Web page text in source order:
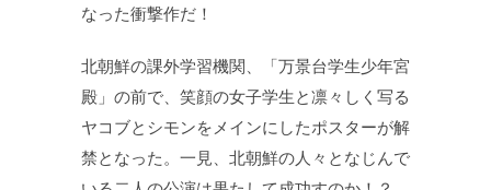
なった衝撃作だ！
北朝鮮の課外学習機関、「万景台学生少年宮
殿」の前で、笑顔の女子学生と凛々しく写る
ヤコブとシモンをメインにしたポスターが解
禁となった。一見、北朝鮮の人々となじんで